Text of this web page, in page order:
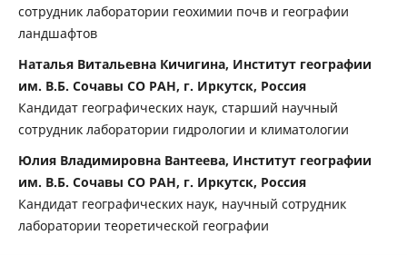
сотрудник лаборатории геохимии почв и географии
ландшафтов
Наталья Витальевна Кичигина, Институт географии
им. В.Б. Сочавы СО РАН, г. Иркутск, Россия
Кандидат географических наук, старший научный
сотрудник лаборатории гидрологии и климатологии
Юлия Владимировна Вантеева, Институт географии
им. В.Б. Сочавы СО РАН, г. Иркутск, Россия
Кандидат географических наук, научный сотрудник
лаборатории теоретической географии